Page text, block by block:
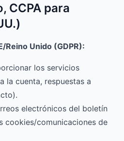
CCPA para
Reino Unido (GDPR):
los servicios
la cuenta, respuestas a
electrónicos del boletín
cookies/comunicaciones de